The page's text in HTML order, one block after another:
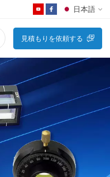
日本語
Français
Русский
Español
日本語
見積もりを依頼する